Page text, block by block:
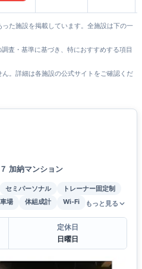
た施設を掲載しています。全施設は下の一
査・基準に基づき、特におすすめする項目
。詳細は各施設の公式サイトをご確認くだ
加納マンション
セミパーソナル
トレーナー固定制
場 体組成計 Wi-Fi もっと見る
定休日
日曜日